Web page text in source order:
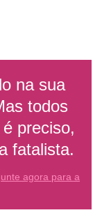
na sua
todos
preciso,
fatalista.
agora para a